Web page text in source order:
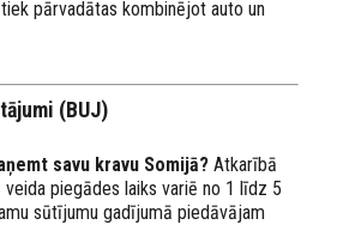
pārvadātas kombinējot auto un
(BUJ)
savu kravu Somijā? Atkarībā
veida piegādes laiks variē no 1 līdz 5
sūtījumu gadījumā piedāvājam